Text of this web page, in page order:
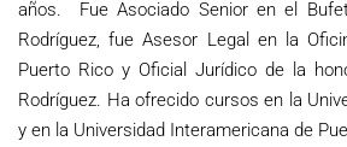
años. Fue Asociado Senior en el
Rodríguez, fue Asesor Legal en la
Puerto Rico y Oficial Jurídico de la
Rodríguez. Ha ofrecido cursos en la
y en la Universidad Interamericana de